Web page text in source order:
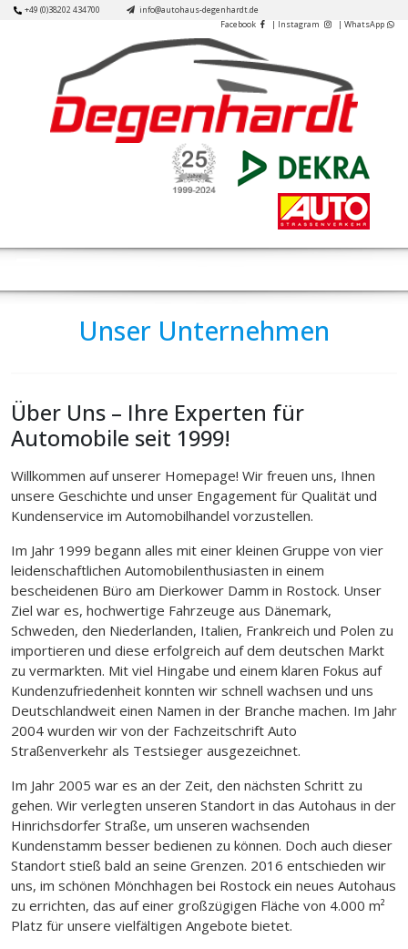
Skip+49 (0)38202 434700
info@autohaus-degenhardt.de
Facebook
| Instagram | WhatsApp
Unser Unternehmen
Über Uns – Ihre Experten für
Automobile seit 1999!
Willkommen auf unserer Homepage! Wir freuen uns, Ihnen
unsere Geschichte und unser Engagement für Qualität und
Kundenservice im Automobilhandel vorzustellen.
Im Jahr 1999 begann alles mit einer kleinen Gruppe von vier
leidenschaftlichen Automobilenthusiasten in einem
bescheidenen Büro am Dierkower Damm in Rostock. Unser
Ziel war es, hochwertige Fahrzeuge aus Dänemark,
Schweden, den Niederlanden, Italien, Frankreich und Polen zu
importieren und diese erfolgreich auf dem deutschen Markt
zu vermarkten. Mit viel Hingabe und einem klaren Fokus auf
Kundenzufriedenheit konnten wir schnell wachsen und uns
Deutschlandweit einen Namen in der Branche machen. Im Jahr
2004 wurden wir von der Fachzeitschrift Auto
Straßenverkehr als Testsieger ausgezeichnet.
Im Jahr 2005 war es an der Zeit, den nächsten Schritt zu
gehen. Wir verlegten unseren Standort in das Autohaus in der
Hinrichsdorfer Straße, um unseren wachsenden
Kundenstamm besser bedienen zu können. Doch auch dieser
Standort stieß bald an seine Grenzen. 2016 entschieden wir
uns, im schönen Mönchhagen bei Rostock ein neues Autohaus
zu errichten, das auf einer großzügigen Fläche von 4.000 m²
Platz für unsere vielfältigen Angebote bietet.